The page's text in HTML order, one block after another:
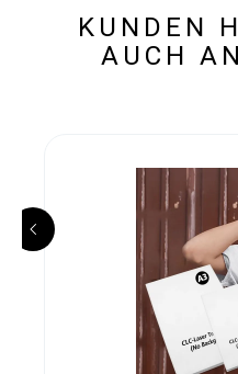
KUNDEN
AUCH